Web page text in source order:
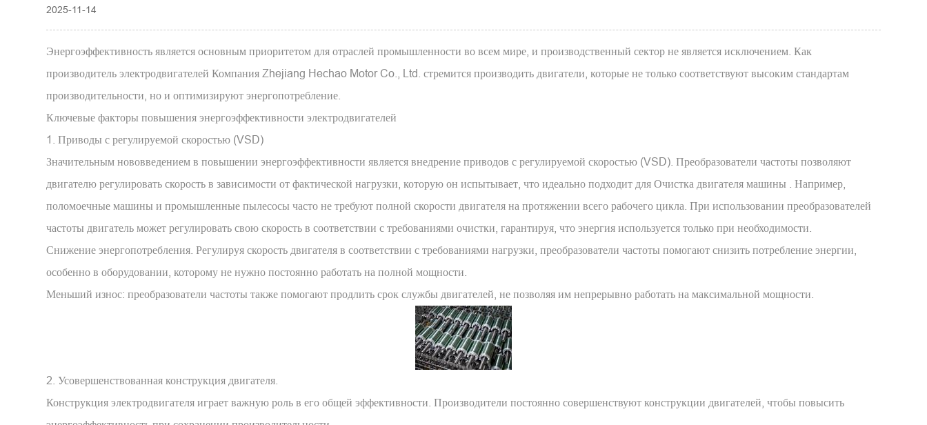
2025-11-14
Энергоэффективность является основным приоритетом для отраслей промышленности во всем мире, и производственный сектор не является исключением. Как
производитель электродвигателейКомпания Zhejiang Hechao Motor Co., Ltd. стремится производить двигатели, которые не только соответствуют высоким стандартам
производительности, но и оптимизируют энергопотребление.
Ключевые факторы повышения энергоэффективности электродвигателей
1. Приводы с регулируемой скоростью (VSD)
Значительным нововведением в повышении энергоэффективности является внедрение приводов с регулируемой скоростью (VSD). Преобразователи частоты позволяют
двигателю регулировать скорость в зависимости от фактической нагрузки, которую он испытывает, что идеально подходит дляОчистка двигателя машины
. Например,
поломоечные машины и промышленные пылесосы часто не требуют полной скорости двигателя на протяжении всего рабочего цикла. При использовании преобразователей
частоты двигатель может регулировать свою скорость в соответствии с требованиями очистки, гарантируя, что энергия используется только при необходимости.
Снижение энергопотребления. Регулируя скорость двигателя в соответствии с требованиями нагрузки, преобразователи частоты помогают снизить потребление энергии,
особенно в оборудовании, которому не нужно постоянно работать на полной мощности.
Меньший износ: преобразователи частоты также помогают продлить срок службы двигателей, не позволяя им непрерывно работать на максимальной мощности.
2. Усовершенствованная конструкция двигателя.
Конструкция электродвигателя играет важную роль в его общей эффективности. Производители постоянно совершенствуют конструкции двигателей, чтобы повысить